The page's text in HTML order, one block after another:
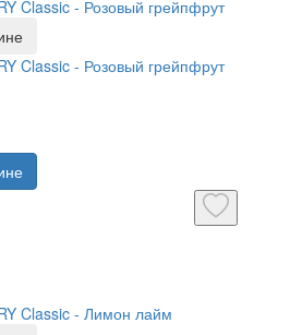
Classic - Розовый грейпфрут
Classic - Розовый грейпфрут
Classic - Лимон лайм